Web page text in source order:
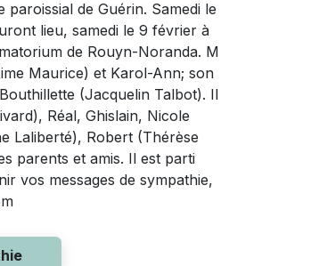
de Guérin. Samedi le
lieu, samedi le 9 février à
de Rouyn-Noranda. M
Maurice) et Karol-Ann; son
(Jacquelin Talbot). Il
Réal, Ghislain, Nicole
Laliberté), Robert (Thérèse
parents et amis. Il est parti
vos messages de sympathie,